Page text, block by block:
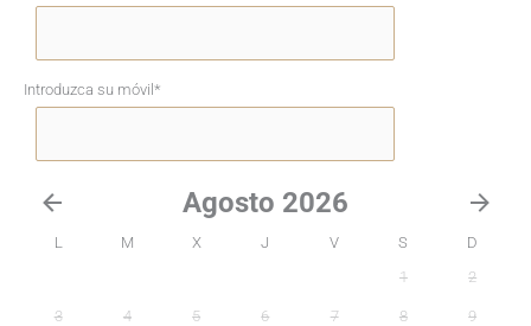
Introduzca su móvil *
Agosto 2026
L M X J V S
D
1
2
3 4 5 6 7 8 9